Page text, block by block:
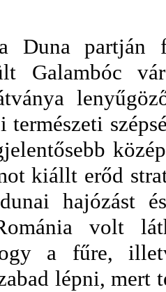
Duna partján
Galambóc
kiállt erőd
hajózást
volt
a fűre,
lépni, mert